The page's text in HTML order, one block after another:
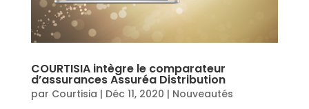
COURTISIA intègre le comparateur
d’assurances Assuréa Distribution
par Courtisia | Déc 11, 2020 | Nouveautés